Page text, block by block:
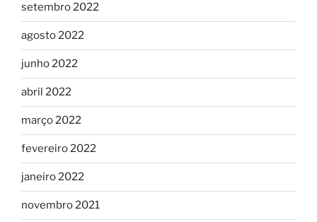
setembro 2022
agosto 2022
junho 2022
abril 2022
março 2022
fevereiro 2022
janeiro 2022
novembro 2021